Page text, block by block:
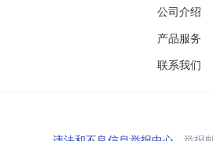
公司介绍
产品服务
联系我们